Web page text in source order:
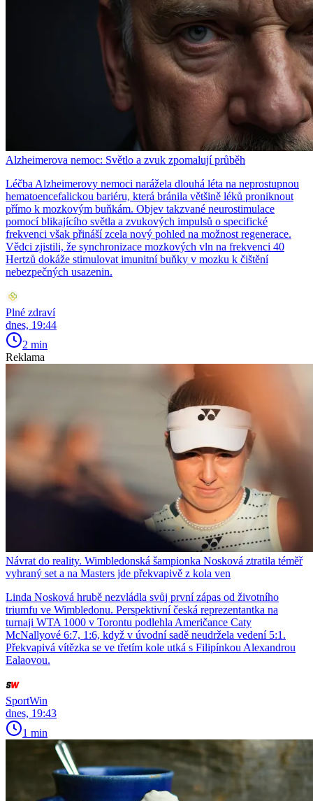
Alzheimerova nemoc: Světlo a zvuk zpomalují průběh
Léčba Alzheimerovy nemoci narážela dlouhá léta na neprostupnou
hematoencefalickou bariéru, která bránila většině léků proniknout
přímo k mozkovým buňkám. Objev takzvané neurostimulace
pomocí blikajícího světla a zvukových impulsů o specifické
frekvenci však přináší zcela nový pohled na možnost regenerace.
Vědci zjistili, že synchronizace mozkových vln na frekvenci 40
Hertzů dokáže stimulovat imunitní buňky v mozku k čištění
nebezpečných usazenin.
Plné zdraví
dnes, 19:44
2 min
Reklama
Návrat do reality. Wimbledonská šampionka Nosková ztratila téměř
vyhraný set a na Masters jde překvapivě z kola ven
Linda Nosková hrubě nezvládla svůj první zápas od životního
triumfu ve Wimbledonu. Perspektivní česká reprezentantka na
turnaji WTA 1000 v Torontu podlehla Američance Caty
McNallyové 6:7, 1:6, když v úvodní sadě neudržela vedení 5:1.
Překvapivá vítězka se ve třetím kole utká s Filipínkou Alexandrou
Ealaovou.
SportWin
dnes, 19:43
1 min